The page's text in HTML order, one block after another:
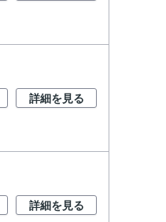
詳細を見る
詳細を見る